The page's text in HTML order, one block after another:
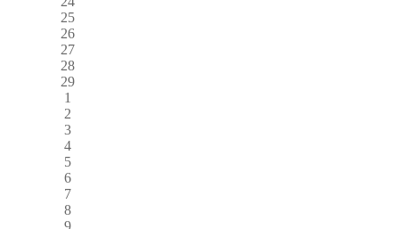
25
26
27
28
29
1
2
3
4
5
6
7
8
9